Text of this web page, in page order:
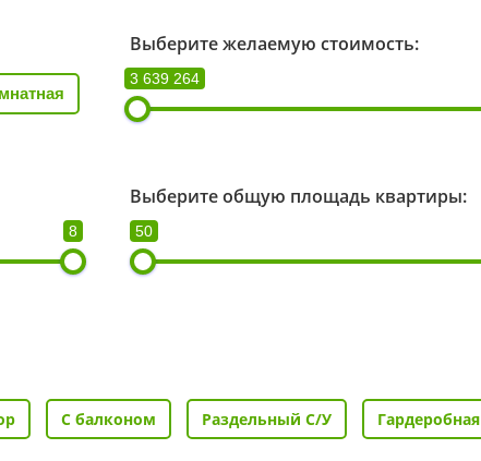
Выберите желаемую стоимость:
3 639 264
8
Выберите общую площадь квартиры:
50
С балконом Раздельный С/У Гардеробная